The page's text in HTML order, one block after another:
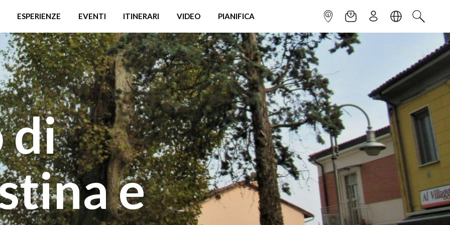
ESPERIENZE EVENTI ITINERARI VIDEO PIANIFICA INFOPOINTNEWSLETTER
ISCRIVITILINGUACERCA
di
e